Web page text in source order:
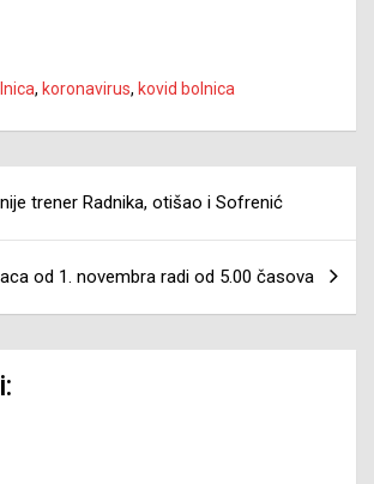
, koronavirus, kovid bolnica
trener Radnika, otišao i Sofrenić
od 1. novembra radi od 5.00 časova